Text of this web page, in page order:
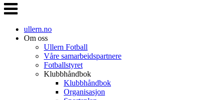
Veksle
navigasjon
ullern.no
Om oss
Ullern Fotball
Våre samarbeidspartnere
Fotballstyret
Klubbhåndbok
Klubbhåndbok
Organisasjon